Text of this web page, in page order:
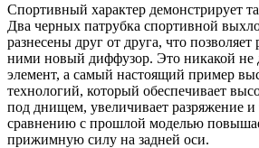
Спортивный характер демонстрирует
Два черных патрубка спортивной
разнесены друг от друга, что позволяет
ними новый диффузор. Это никакой не
элемент, а самый настоящий пример
технологий, который обеспечивает
под днищем, увеличивает разряжение
сравнению с прошлой моделью
прижимную силу на задней оси.